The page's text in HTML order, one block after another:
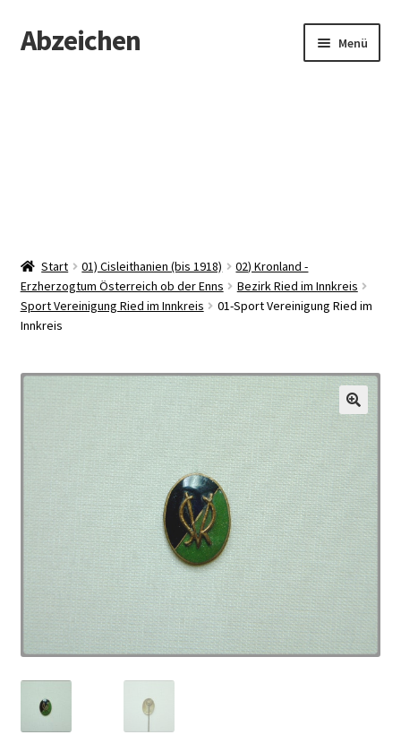
Zur
Navigation
Zum
Inhalt
Abzeichen Menü
Start 01) Cisleithanien (bis 1918)
02) Kronland -
Erzherzogtum Österreich ob der Enns
Bezirk Ried im Innkreis
Sport Vereinigung Ried im Innkreis
01-Sport Vereinigung Ried im
Innkreis